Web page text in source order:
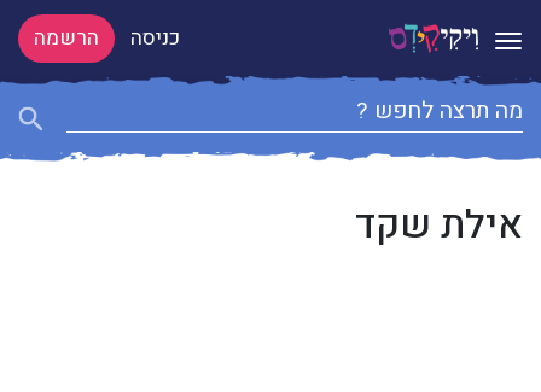
Toggle navigation כניסה הרשמה
אילת שקד